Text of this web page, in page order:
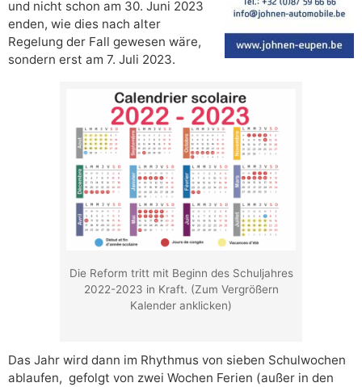
und nicht schon am 30. Juni 2023
enden, wie dies nach alter
Regelung der Fall gewesen wäre,
sondern erst am 7. Juli 2023.
Die Reform tritt mit Beginn des Schuljahres
2022-2023 in Kraft. (Zum Vergrößern
Kalender anklicken)
Das Jahr wird dann im Rhythmus von sieben Schulwochen
ablaufen, gefolgt von zwei Wochen Ferien (außer in den